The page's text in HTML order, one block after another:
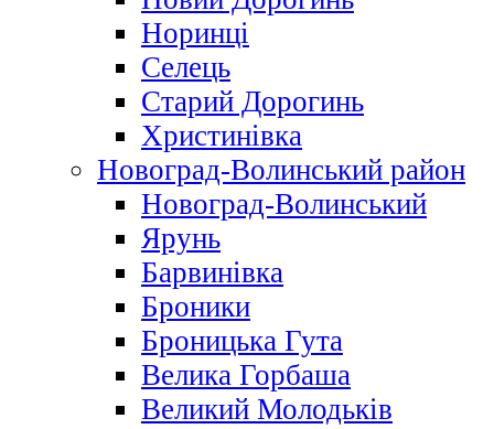
Норинці
Селець
Старий Дорогинь
Христинівка
Новоград-Волинський район
Новоград-Волинський
Ярунь
Барвинівка
Броники
Броницька Гута
Велика Горбаша
Великий Молодьків